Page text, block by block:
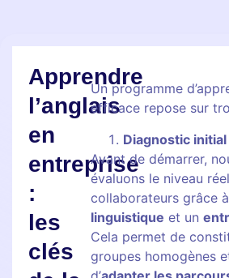
Apprendre
l’anglais
en
entreprise
:
les
clés
Un programme
efficace repose sur
Diagnostic
Avant de démarrer,
évaluons le niveau
collaborateurs grâce
linguistique et un
Cela permet de
groupes homogènes